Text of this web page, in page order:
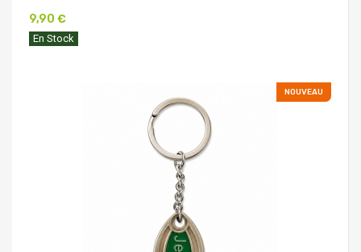
9,90 €
En Stock
NOUVEAU